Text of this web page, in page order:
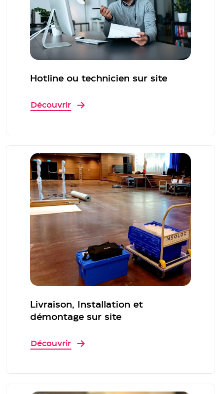
Hotline ou technicien sur site
Découvrir
Livraison, Installation et
démontage sur site
Découvrir